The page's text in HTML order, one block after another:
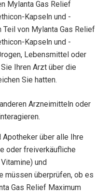
Mylanta Gas Relief
Kapseln und -
von Mylanta Gas Relief
Kapseln und -
Lebensmittel oder
Ihren Arzt über die
Sie hatten.
Arzneimitteln oder
über alle Ihre
oder freiverkäufliche
und
müssen überprüfen, ob es
Gas Relief Maximum